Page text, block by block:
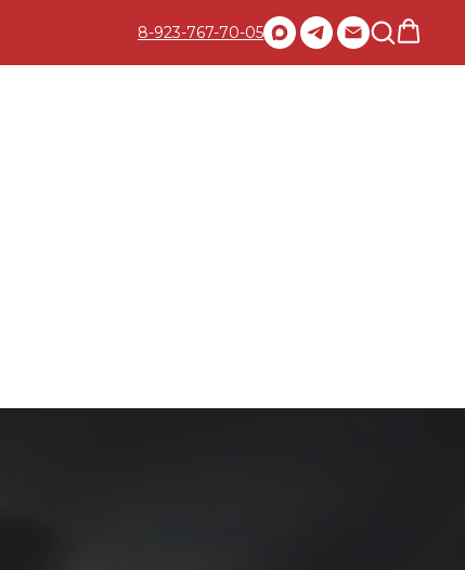
8-923-767-70-05